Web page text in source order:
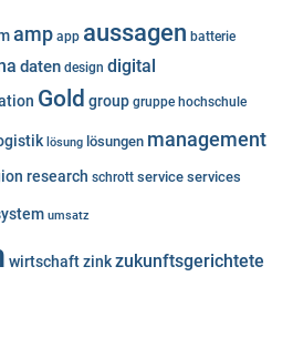
amp app aussagen batterie
daten design digital
Gold group gruppe hochschule
lösung lösungen management
research schrott service services
umsatz
wirtschaftzinkzukunftsgerichtete